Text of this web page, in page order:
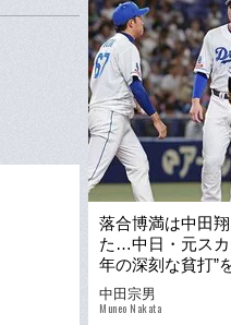
落合博満は中田
た…中日・元スカ
年の深刻な貧打”
痛恨「間違ってい
中田宗男
Muneo Nakata